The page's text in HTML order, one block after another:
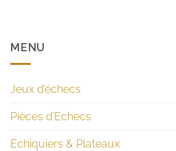
MENU
Jeux d’échecs
Pièces d’Echecs
Echiquiers & Plateaux